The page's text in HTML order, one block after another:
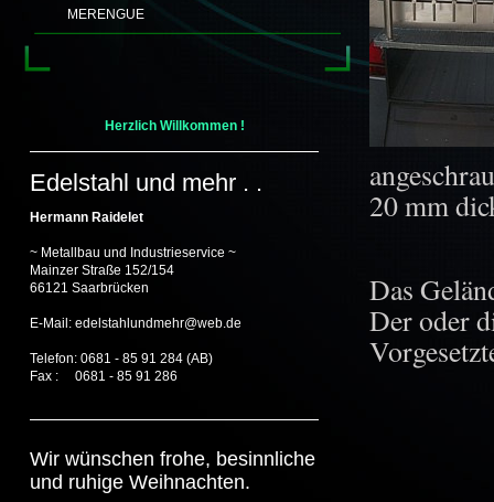
MERENGUE
Herzlich Willkommen !
Edelstahl und mehr . .
Hermann Raidelet
~ Metallbau und Industrieservice ~
Mainzer Straße 152/154
66121 Saarbrücken
E-Mail: edelstahlundmehr@web.de
Telefon: 0681 - 85 91 284 (AB)
Fax : 0681 - 85 91 286
Wir wünschen frohe, besinnliche
und ruhige Weihnachten.
20 mm
Das
Der oder